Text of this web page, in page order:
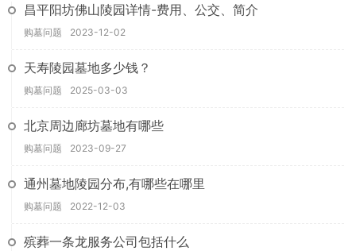
昌平阳坊佛山陵园详情-费用、公交、简介
购墓问题 2023-12-02
天寿陵园墓地多少钱？
购墓问题 2025-03-03
北京周边廊坊墓地有哪些
购墓问题 2023-09-27
通州墓地陵园分布,有哪些在哪里
购墓问题 2022-12-03
殡葬一条龙服务公司包括什么